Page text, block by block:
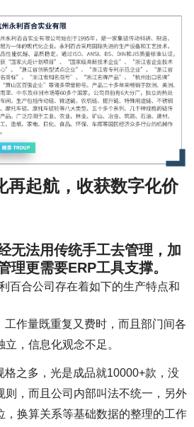
再起航，收获数字化价
无法用传统手工去管理，加
理更需要ERP工具支撑。
百合公司存在着如下的生产特点和
工作量既重复又费时，而且部门间各
，信息化观念不足。
格之多，光是成品就10000+款，没
则，而且公司内部叫法不统一，另外
，换算关系等基础数据的整理的工作